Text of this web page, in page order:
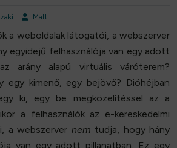
Matt
a weboldalak látogatói, a webszerver
egyidejű felhasználója van egy adott
arány alapú virtuális váróterem?
egy kimenő, egy bejövő? Dióhéjban
ki, egy be megközelítéssel az a
a felhasználók az e-kereskedelmi
a webszerver nem tudja, hogy hány
van egy adott pillanatban. Ez egy